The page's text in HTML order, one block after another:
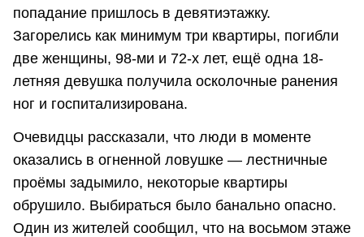
попадание пришлось в девятиэтажку.
Загорелись как минимум три квартиры, погибли
две женщины, 98-ми и 72-х лет, ещё одна 18-
летняя девушка получила осколочные ранения
ног и госпитализирована.
Очевидцы рассказали, что люди в моменте
оказались в огненной ловушке — лестничные
проёмы задымило, некоторые квартиры
обрушило. Выбираться было банально опасно.
Один из жителей сообщил, что на восьмом этаже